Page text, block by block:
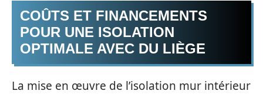
COÛTS ET FINANCEMENTS
POUR UNE ISOLATION
OPTIMALE AVEC DU LIÈGE
La mise en œuvre de l’isolation mur intérieur